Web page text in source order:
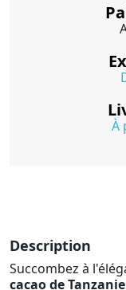
À
Description
Succombez à
cacao de Tanzanie